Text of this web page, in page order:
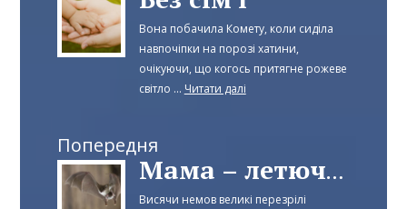
Вона побачила Комету, коли сиділа
навпочіпки на порозі хатини,
очікуючи, що когось притягне рожеве
світло ... Читати далі
Попередня
Мама – летюча миша
Висячи немов великі перезрілі